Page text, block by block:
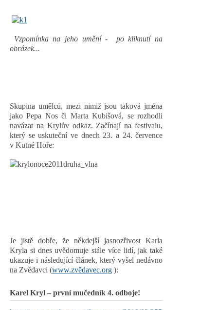
Vzpomínka na jeho umění - po kliknutí na
obrázek...
Skupina umělců, mezi nimiž jsou taková jména
jako Pepa Nos či Marta Kubišová, se rozhodli
navázat na Krylův odkaz. Začínají na festivalu,
který se uskuteční ve dnech 23. a 24. července
v Kutné Hoře:
Je jistě dobře, že někdejší jasnozřivost Karla
Kryla si dnes uvědomuje stále více lidí, jak také
ukazuje i následující článek, který vyšel nedávno
na Zvědavci (www.zvědavec.org ):
Karel Kryl – první mučedník 4. odboje!